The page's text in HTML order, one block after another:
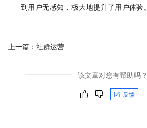
到用户无感知，极大地提升了用户体验。
上一篇： 社群运营
该文章对您有帮助吗？
反馈